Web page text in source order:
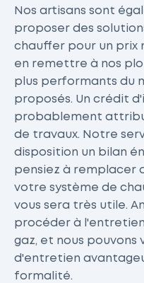
Nos artisans sont
proposer des
chauffer pour un prix
en remettre à nos
plus performants du
proposés. Un crédit
probablement
de travaux. Notre
disposition un bilan
pensiez à remplacer
votre système de
vous sera très utile.
procéder à
gaz, et nous
d'entretien
formalité.